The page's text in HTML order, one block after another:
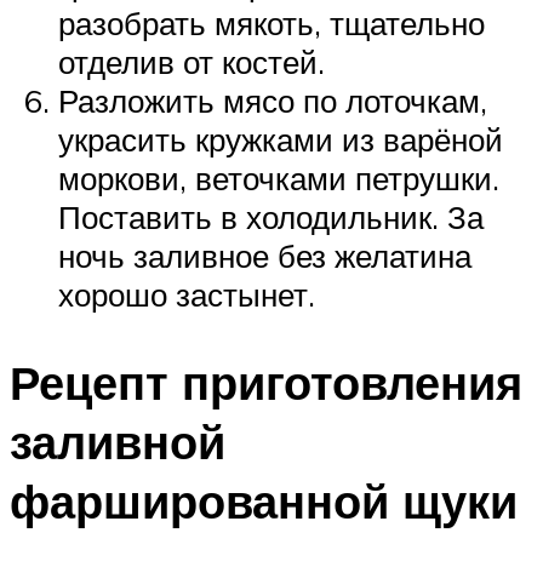
разобрать мякоть, тщательно
отделив от костей.
Разложить мясо по лоточкам,
украсить кружками из варёной
моркови, веточками петрушки.
Поставить в холодильник. За
ночь заливное без желатина
хорошо застынет.
Рецепт приготовления
заливной
фаршированной щуки